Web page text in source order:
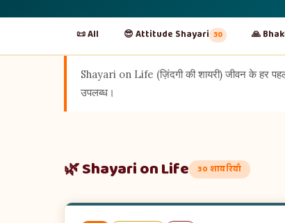
📜 All 😎 Attitude Shayari 30 🙏
Shayari on Life (ज़िंदगी की शायरी) जीवन के हर
उपलब्ध।
🌿 Shayari on Life 30 शायरियाँ